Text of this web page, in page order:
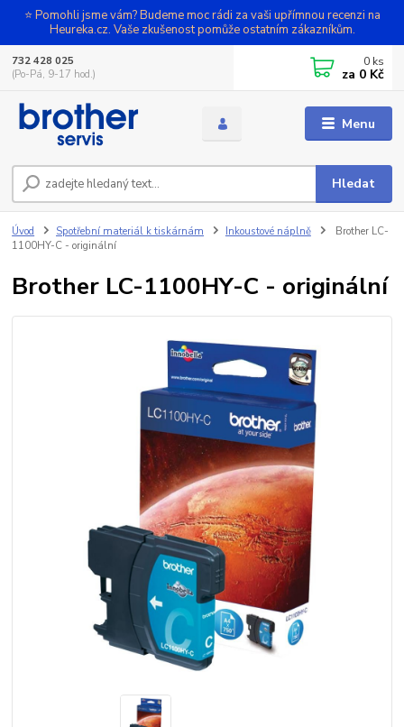
⭐ Pomohli jsme vám? Budeme moc rádi za vaši upřímnou recenzi na
Heureka.cz. Vaše zkušenost pomůže ostatním zákazníkům.
Menu
Hledat
732 428 025
(Po-Pá, 9-17 hod.)
0 ks
za 0 Kč
Úvod Spotřební materiál k tiskárnám Inkoustové náplně
Brother LC-
1100HY-C - originální
Brother LC-1100HY-C - originální